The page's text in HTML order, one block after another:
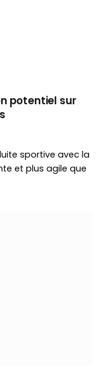
potentiel sur
sportive avec la
et plus agile que